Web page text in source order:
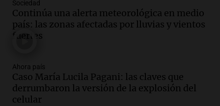
la ley de Propiedad Privada debatida en
el Senado.
Viva la Radio Rosario
Episodios
por la Ley de Tierras: "Construyeron un
relato mentiroso"
Informados al regreso
Episodios
Sociedad
Continúa una alerta meteorológica en medio
país: las zonas afectadas por lluvias y vientos
fuertes
Ahora país
Caso María Lucila Pagani: las claves que
derrumbaron la versión de la explosión del
celular